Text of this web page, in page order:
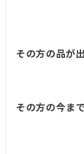
その方の品が
その方の今ま